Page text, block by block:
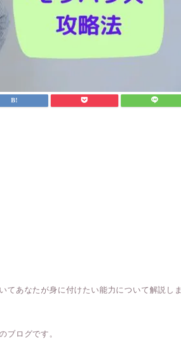
てあなたが身に付けたい能力について解説しま
ブログです。